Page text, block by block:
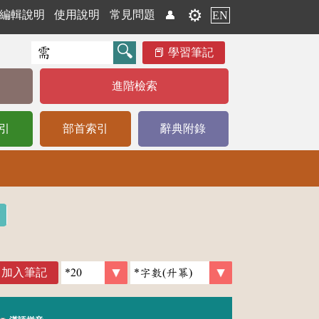
編輯說明 使用說明 常見問題 👤 ⚙️ EN
學習筆記
進階檢索
部首索引 辭典附錄
加入筆記